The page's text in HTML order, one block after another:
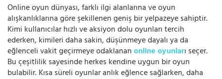
Online oyun dünyası, farklı ilgi alanlarına ve oyun
alışkanlıklarına göre şekillenen geniş bir yelpazeye sahiptir.
Kimi kullanıcılar hızlı ve aksiyon dolu oyunları tercih
ederken, kimileri daha sakin, düşünmeye dayalı ya da
eğlenceli vakit geçirmeye odaklananonline oyunları seçer.
Bu çeşitlilik sayesinde herkes kendine uygun bir oyun
bulabilir. Kısa süreli oyunlar anlık eğlence sağlarken, daha